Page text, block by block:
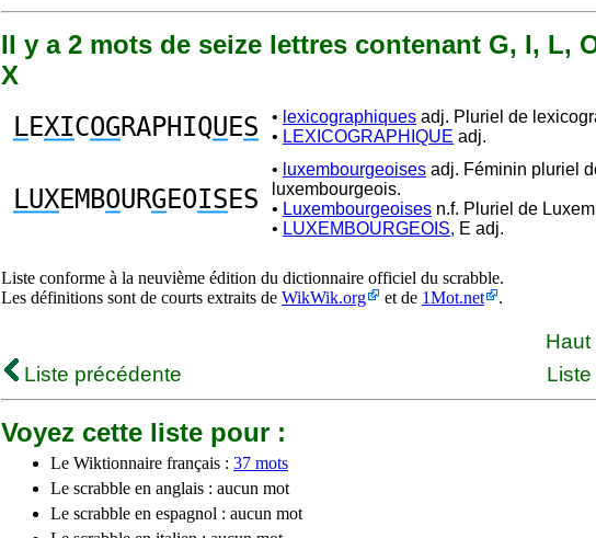
Il y a 2 mots de seize lettres contenant G, I, L,
X
LEXICOGRAPHIQUES • lexicographiques adj. Pluriel de
• LEXICOGRAPHIQUE adj.
LUXEMBOURGEOISES
• luxembourgeoises adj. Féminin pluriel
luxembourgeois.
• Luxembourgeoises n.f. Pluriel de
• LUXEMBOURGEOIS, E adj.
Liste conforme à la neuvième édition du dictionnaire officiel du scrabble.
Les définitions sont de courts extraits de WikWik.org et de 1Mot.net .
Haut
Liste précédente
Voyez cette liste pour :
Le Wiktionnaire français : 37 mots
Le scrabble en anglais : aucun mot
Le scrabble en espagnol : aucun mot